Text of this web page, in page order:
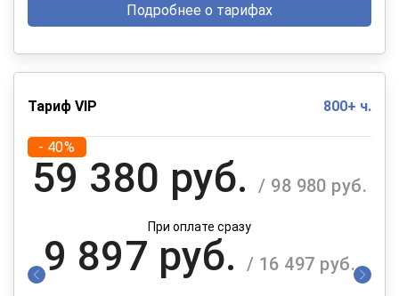
Подробнее о тарифах
Тариф VIP 800+ ч.
- 40%
59 380 руб. / 98 980 руб.
При оплате сразу
9 897 руб. / 16 497 руб.